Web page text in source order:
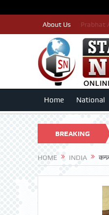
About Us Prabhat
Home National
BREAKING
NEWS
पात्र मतदाताओं का नाम न
HOME INDIA